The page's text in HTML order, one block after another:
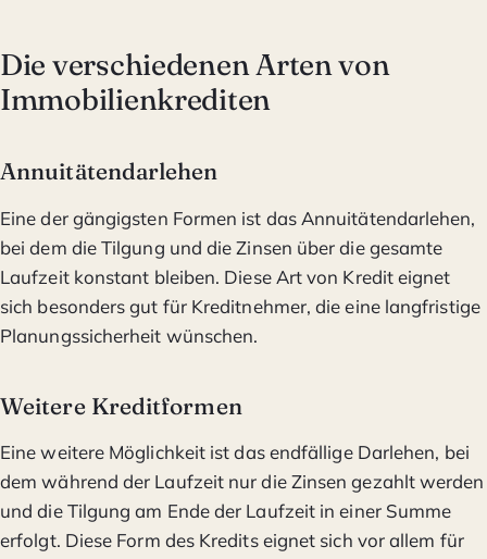
Die verschiedenen Arten von
Immobilienkrediten
Annuitätendarlehen
Eine der gängigsten Formen ist das Annuitätendarlehen,
bei dem die Tilgung und die Zinsen über die gesamte
Laufzeit konstant bleiben. Diese Art von Kredit eignet
sich besonders gut für Kreditnehmer, die eine langfristige
Planungssicherheit wünschen.
Weitere Kreditformen
Eine weitere Möglichkeit ist das endfällige Darlehen, bei
dem während der Laufzeit nur die Zinsen gezahlt werden
und die Tilgung am Ende der Laufzeit in einer Summe
erfolgt. Diese Form des Kredits eignet sich vor allem für